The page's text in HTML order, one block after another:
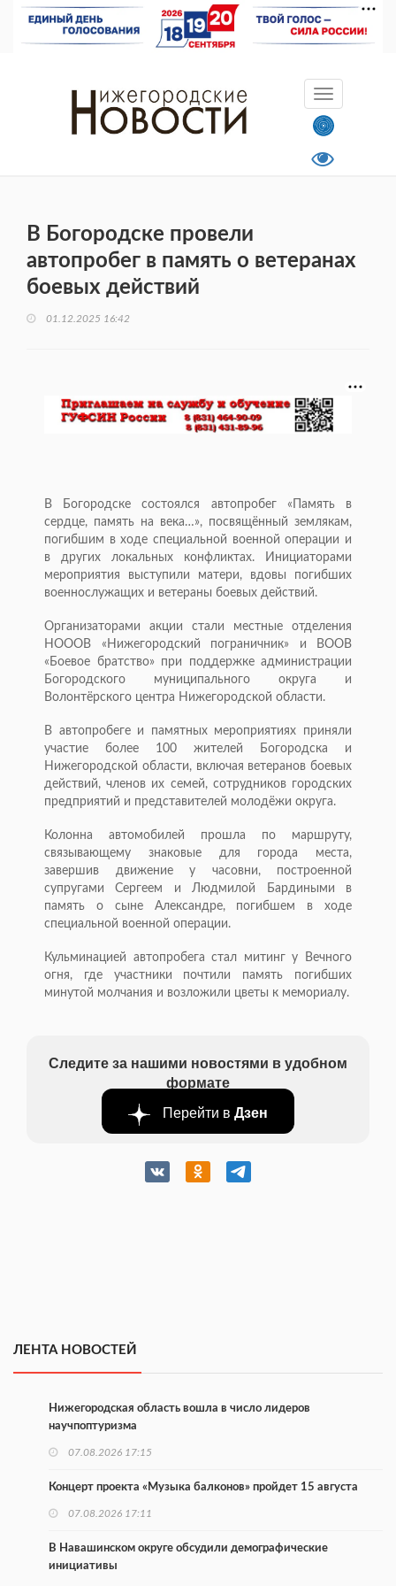
В Богородске провели
автопробег в память о ветеранах
боевых действий
01.12.2025 16:42
В Богородске состоялся автопробег «Память в
сердце, память на века…», посвящённый землякам,
погибшим в ходе специальной военной операции и
в других локальных конфликтах. Инициаторами
мероприятия выступили матери, вдовы погибших
военнослужащих и ветераны боевых действий.
Организаторами акции стали местные отделения
НОООВ «Нижегородский пограничник» и ВООВ
«Боевое братство» при поддержке администрации
Богородского муниципального округа и
Волонтёрского центра Нижегородской области.
В автопробеге и памятных мероприятиях приняли
участие более 100 жителей Богородска и
Нижегородской области, включая ветеранов боевых
действий, членов их семей, сотрудников городских
предприятий и представителей молодёжи округа.
Колонна автомобилей прошла по маршруту,
связывающему знаковые для города места,
завершив движение у часовни, построенной
супругами Сергеем и Людмилой Бардиными в
память о сыне Александре, погибшем в ходе
специальной военной операции.
Кульминацией автопробега стал митинг у Вечного
огня, где участники почтили память погибших
минутой молчания и возложили цветы к мемориалу.
Следите за нашими новостями в удобном
формате
Перейти в Дзен
ЛЕНТА НОВОСТЕЙ
Нижегородская область вошла в число лидеров
научпоптуризма
07.08.2026 17:15
Концерт проекта «Музыка балконов» пройдет 15 августа
07.08.2026 17:11
В Навашинском округе обсудили демографические
инициативы